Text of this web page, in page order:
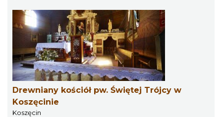
Drewniany kościół pw. Świętej Trójcy w
Koszęcinie
Koszęcin